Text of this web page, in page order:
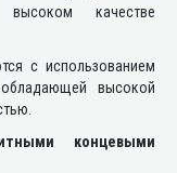
качестве
с использованием
высокой
концевыми